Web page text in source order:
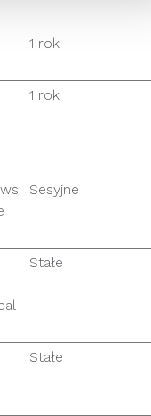
1 rok
1 rok
Sesyjne
Stałe
Stałe